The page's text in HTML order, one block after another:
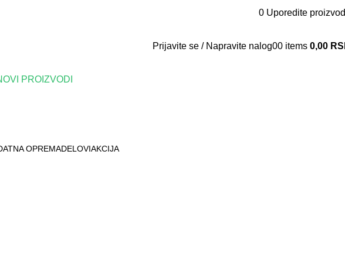
0 Uporedite
Prijavite se / Napravite nalog00 items 0,00
PROIZVODI
OPREMADELOVIAKCIJA